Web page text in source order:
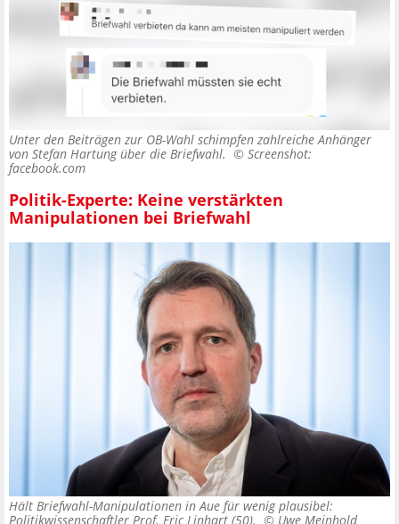
Unter den Beiträgen zur OB-Wahl schimpfen zahlreiche Anhänger
von Stefan Hartung über die Briefwahl. © Screenshot:
facebook.com
Politik-Experte: Keine verstärkten
Manipulationen bei Briefwahl
Hält Briefwahl-Manipulationen in Aue für wenig plausibel:
Politikwissenschaftler Prof. Eric Linhart (50). © Uwe Meinhold